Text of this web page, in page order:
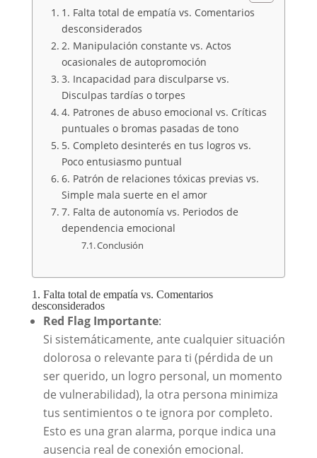
1. Falta total de empatía vs. Comentarios
desconsiderados
2. Manipulación constante vs. Actos
ocasionales de autopromoción
3. Incapacidad para disculparse vs.
Disculpas tardías o torpes
4. Patrones de abuso emocional vs. Críticas
puntuales o bromas pasadas de tono
5. Completo desinterés en tus logros vs.
Poco entusiasmo puntual
6. Patrón de relaciones tóxicas previas vs.
Simple mala suerte en el amor
7. Falta de autonomía vs. Periodos de
dependencia emocional
Conclusión
1. Falta total de empatía vs. Comentarios
desconsiderados
Red Flag Importante:
Si sistemáticamente, ante cualquier situación
dolorosa o relevante para ti (pérdida de un
ser querido, un logro personal, un momento
de vulnerabilidad), la otra persona minimiza
tus sentimientos o te ignora por completo.
Esto es una gran alarma, porque indica una
ausencia real de conexión emocional.